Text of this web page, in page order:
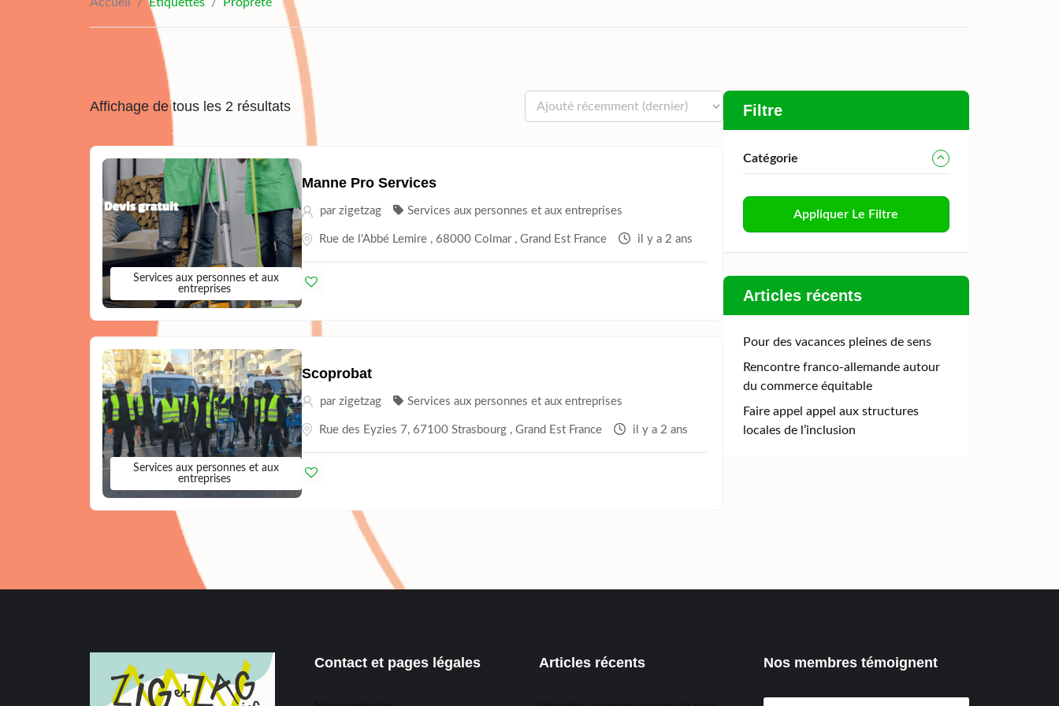
Affichage de tous les 2 résultats
Services aux personnes et aux
entreprises
Manne Pro Services
par zigetzag Services aux personnes et aux entreprises
Rue de l'Abbé Lemire , 68000 Colmar , Grand Est France il y a 2 ans
Services aux personnes et aux
entreprises
Scoprobat
par zigetzag Services aux personnes et aux entreprises
Rue des Eyzies 7, 67100 Strasbourg , Grand Est France il y a 2 ans
Filtre
Catégorie
Appliquer Le Filtre
Articles récents
Pour des vacances pleines de sens
Rencontre franco-allemande autour
du commerce équitable
Faire appel appel aux structures
locales de l’inclusion
Contact et pages légales Articles récents Nos membres témoignent